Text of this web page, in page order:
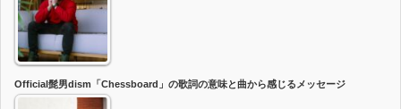
Official髭男dism「Chessboard」の歌詞の意味と曲から感じるメッセージ